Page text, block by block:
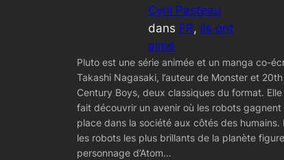
Cyril Pasteau
dans FR, ils ont
aimé
Pluto est une série animée et un manga co-
Takashi Nagasaki, l’auteur de Monster et 20th
Century Boys, deux classiques du format. Elle
fait découvrir un avenir où les robots gagnent
place dans la société aux côtés des humains.
les robots les plus brillants de la planète
personnage d’Atom…